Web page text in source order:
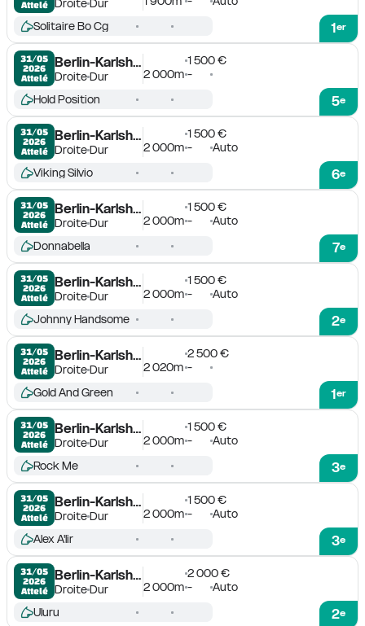
Attelé
1er
Solitaire Bo Cg
31/05
2026
Attelé
Berlin-Karlshorst
DroiteDur
1 500 €
2 000m -
5e
Hold Position
31/05
2026
Attelé
Berlin-Karlshorst
DroiteDur
1 500 €
2 000m - Auto
6e
Viking Silvio
31/05
2026
Attelé
Berlin-Karlshorst
DroiteDur
1 500 €
2 000m - Auto
7e
Donnabella
31/05
2026
Attelé
Berlin-Karlshorst
DroiteDur
1 500 €
2 000m - Auto
2e
Johnny Handsome
31/05
2026
Attelé
Berlin-Karlshorst
DroiteDur
2 500 €
2 020m -
1er
Gold And Green
31/05
2026
Attelé
Berlin-Karlshorst
DroiteDur
1 500 €
2 000m - Auto
3e
Rock Me
31/05
2026
Attelé
Berlin-Karlshorst
DroiteDur
1 500 €
2 000m - Auto
3e
Alex A'lir
31/05
2026
Attelé
Berlin-Karlshorst
DroiteDur
2 000 €
2 000m - Auto
2e
Uluru